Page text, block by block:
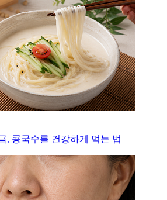
, 콩국수를 건강하게 먹는 법